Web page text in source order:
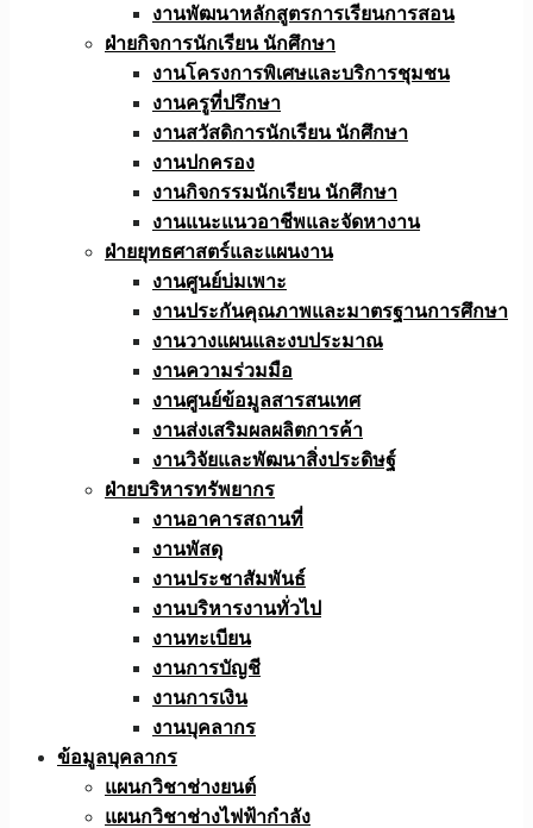
งานพัฒนาหลักสูตรการเรียนการสอน
ฝ่ายกิจการนักเรียน นักศึกษา
งานโครงการพิเศษและบริการชุมชน
งานครูที่ปรึกษา
งานสวัสดิการนักเรียน นักศึกษา
งานปกครอง
งานกิจกรรมนักเรียน นักศึกษา
งานแนะแนวอาชีพและจัดหางาน
ฝ่ายยุทธศาสตร์และแผนงาน
งานศูนย์บ่มเพาะ
งานประกันคุณภาพและมาตรฐานการศึกษา
งานวางแผนและงบประมาณ
งานความร่วมมือ
งานศูนย์ข้อมูลสารสนเทศ
งานส่งเสริมผลผลิตการค้า
งานวิจัยและพัฒนาสิ่งประดิษฐ์
ฝ่ายบริหารทรัพยากร
งานอาคารสถานที่
งานพัสดุ
งานประชาสัมพันธ์
งานบริหารงานทั่วไป
งานทะเบียน
งานการบัญชี
งานการเงิน
งานบุคลากร
ข้อมูลบุคลากร
แผนกวิชาช่างยนต์
แผนกวิชาช่างไฟฟ้ากำลัง